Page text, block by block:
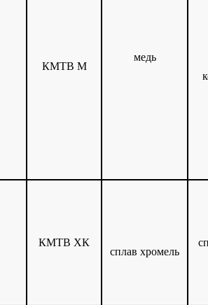
КМТВ М
медь
КМТВ ХК
сплав хромель